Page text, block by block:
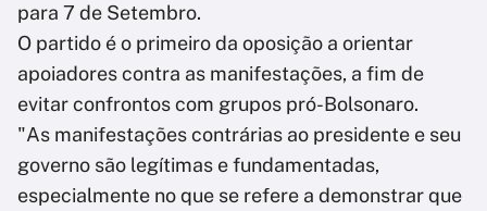
para 7 de Setembro.
O partido é o primeiro da oposição a orientar
apoiadores contra as manifestações, a fim de
evitar confrontos com grupos pró-Bolsonaro.
"As manifestações contrárias ao presidente e seu
governo são legítimas e fundamentadas,
especialmente no que se refere a demonstrar que